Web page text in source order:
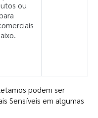
ou
podem ser
Sensíveis em algumas